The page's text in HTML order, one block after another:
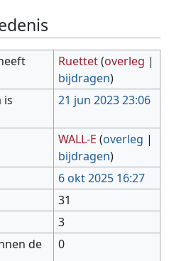
Ruettet(overleg |
bijdragen)
is
21 jun 2023 23:06
WALL-E (overleg |
bijdragen)
6 okt 2025 16:27
31
3
de
0